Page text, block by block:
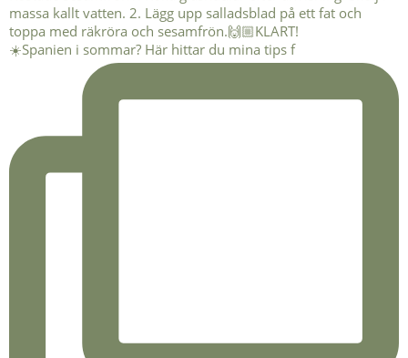
☀️Spanien i sommar? Här hittar du mina tips f